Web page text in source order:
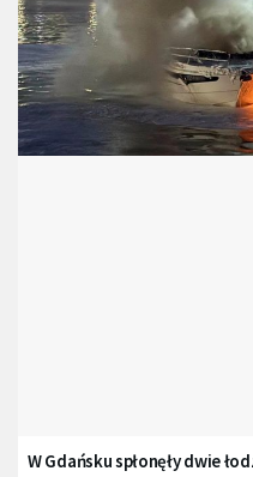
W Gdańsku spłonęły dwie